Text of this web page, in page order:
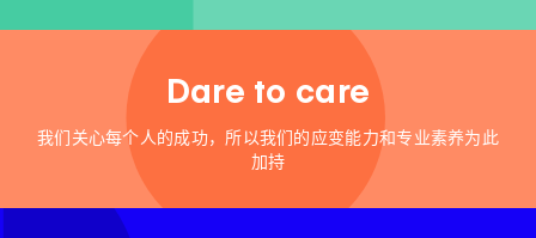
Dare to care
我们关心每个人的成功，所以我们的应变能力和专业素养为此
加持